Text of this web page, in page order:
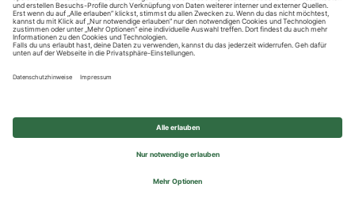
Privatsphäre-Einstellungen
© 2026 REWE Group - All rights reserved